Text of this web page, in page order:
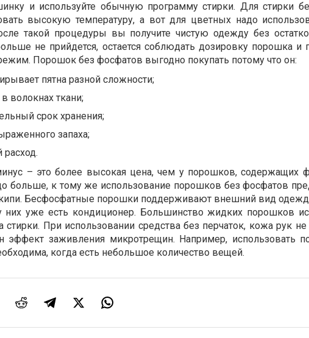
и используйте обычную программу стирки. Для стирки
высокую температуру, а вот для цветных надо
такой процедуры вы получите чистую одежду без
не прийдется, остается соблюдать дозировку порошка и
Порошок без фосфатов выгодно покупать потому что он:
пятна разной сложности;
в волокнах ткани;
срок хранения;
запаха;
расход.
– это более высокая цена, чем у порошков, содержащих
больше, к тому же использование порошков без фосфатов
Бесфосфатные порошки поддерживают внешний вид
них уже есть кондиционер. Большинство жидких порошков
При использовании средства без перчаток, кожа рук не
эффект заживления микротрещин. Например, использовать
когда есть небольшое количество вещей.